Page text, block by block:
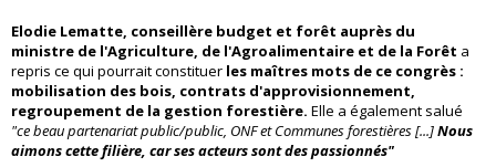
Elodie Lematte, conseillère budget et forêt auprès du
ministre de l'Agriculture, de l'Agroalimentaire et de la Forêt a
repris ce qui pourrait constituer les maîtres mots de ce congrès :
mobilisation des bois, contrats d'approvisionnement,
regroupement de la gestion forestière. Elle a également salué
"ce beau partenariat public/public, ONF et Communes forestières [...]Nous
aimons cette filière, car ses acteurs sont des passionnés"